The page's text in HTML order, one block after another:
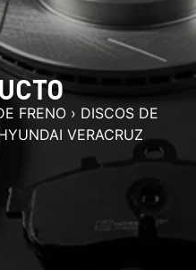
FRENO › DISCOS DE
VERACRUZ